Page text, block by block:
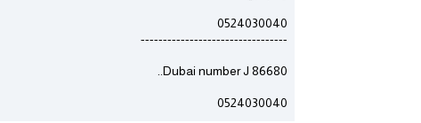
0524030040
---------------------------------
Dubai number J 86680..
0524030040